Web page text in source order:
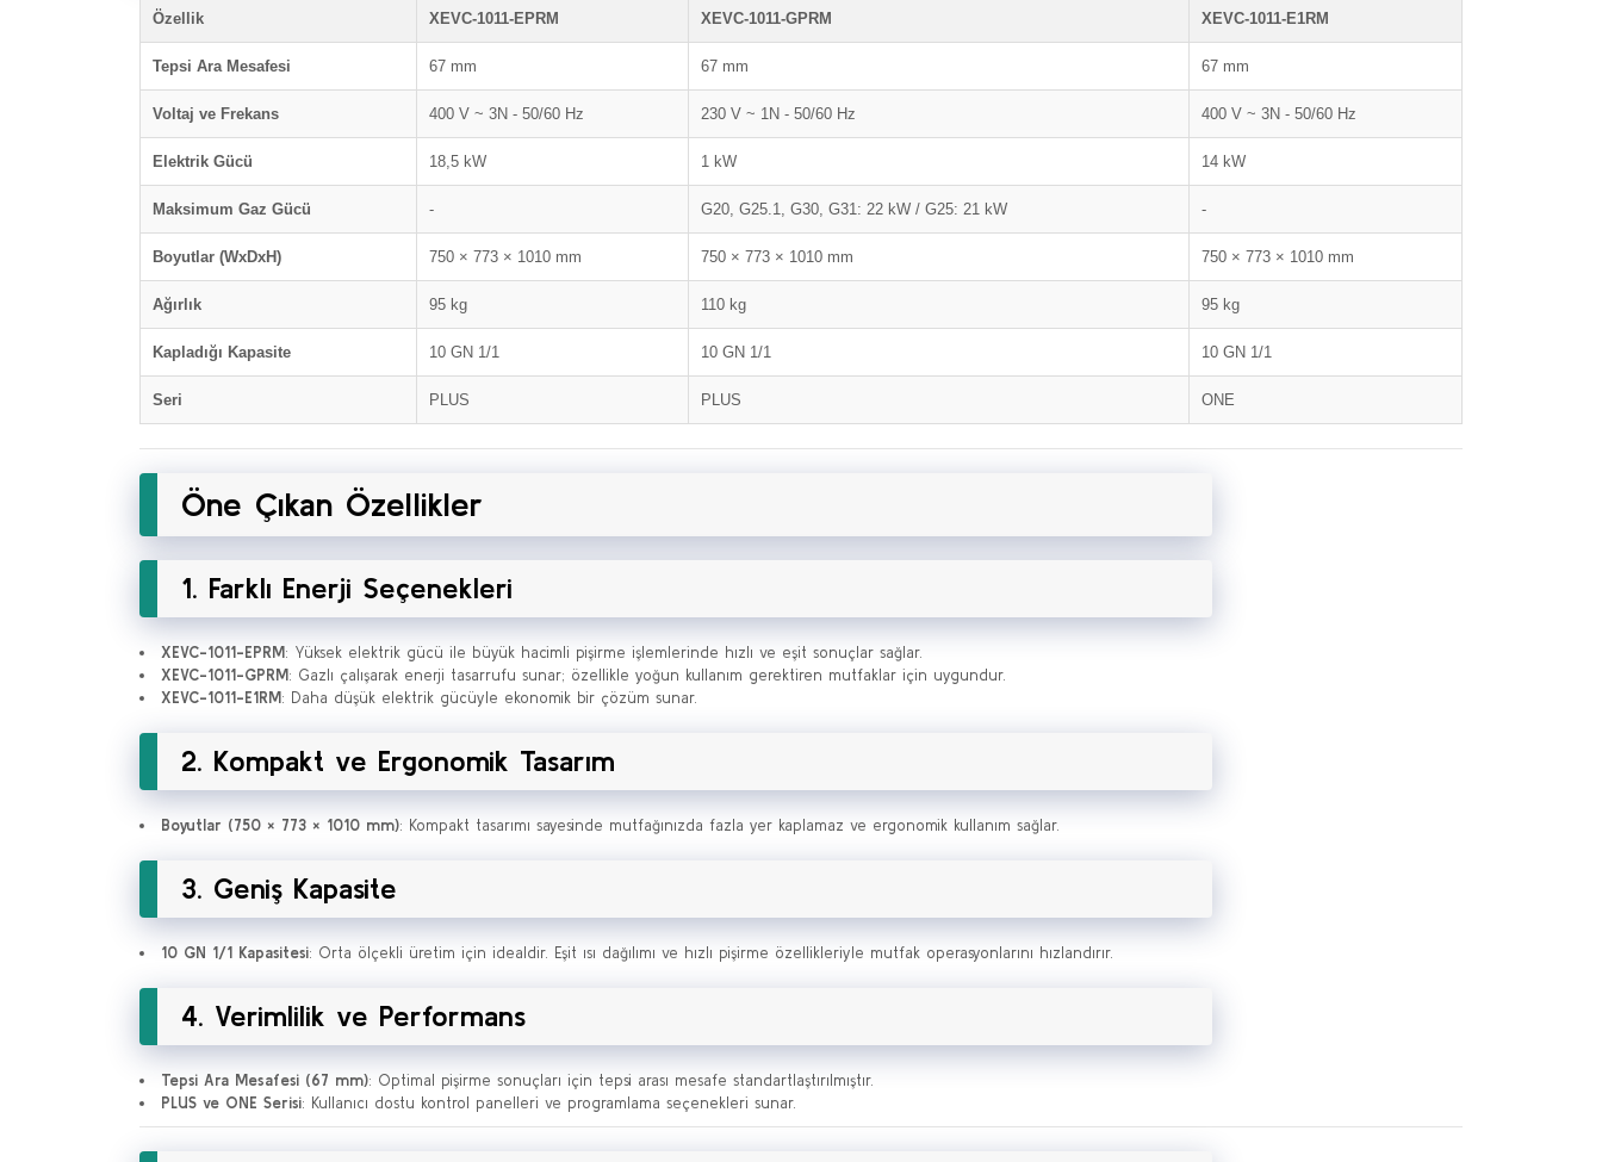
Özellik XEVC-1011-EPRM XEVC-1011-GPRM XEVC-1011-E1RM
Tepsi Ara Mesafesi 67 mm 67 mm 67 mm
Voltaj ve Frekans 400 V ~ 3N - 50/60 Hz 230 V ~ 1N - 50/60 Hz 400 V ~ 3N - 50/60 Hz
Elektrik Gücü 18,5 kW 1 kW 14 kW
Maksimum Gaz Gücü - G20, G25.1, G30, G31: 22 kW / G25: 21 kW -
Boyutlar (WxDxH) 750 × 773 × 1010 mm 750 × 773 × 1010 mm 750 × 773 × 1010 mm
Ağırlık 95 kg 110 kg 95 kg
Kapladığı Kapasite 10 GN 1/1 10 GN 1/1 10 GN 1/1
Seri PLUS PLUS ONE
Öne Çıkan Özellikler
1. Farklı Enerji Seçenekleri
XEVC-1011-EPRM : Yüksek elektrik gücü ile büyük hacimli pişirme işlemlerinde hızlı ve eşit sonuçlar sağlar.
XEVC-1011-GPRM : Gazlı çalışarak enerji tasarrufu sunar; özellikle yoğun kullanım gerektiren mutfaklar için uygundur.
XEVC-1011-E1RM : Daha düşük elektrik gücüyle ekonomik bir çözüm sunar.
2. Kompakt ve Ergonomik Tasarım
Boyutlar (750 × 773 × 1010 mm): Kompakt tasarımı sayesinde mutfağınızda fazla yer kaplamaz ve ergonomik kullanım sağlar.
3. Geniş Kapasite
10 GN 1/1 Kapasitesi: Orta ölçekli üretim için idealdir. Eşit ısı dağılımı ve hızlı pişirme özellikleriyle mutfak operasyonlarını hızlandırır.
4. Verimlilik ve Performans
Tepsi Ara Mesafesi (67 mm): Optimal pişirme sonuçları için tepsi arası mesafe standartlaştırılmıştır.
PLUS ve ONE Serisi: Kullanıcı dostu kontrol panelleri ve programlama seçenekleri sunar.